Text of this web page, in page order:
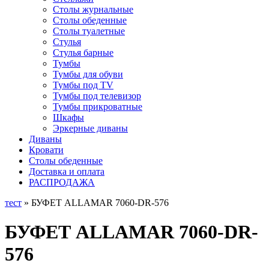
Столы журнальные
Столы обеденные
Столы туалетные
Стулья
Стулья барные
Тумбы
Тумбы для обуви
Тумбы под TV
Тумбы под телевизор
Тумбы прикроватные
Шкафы
Эркерные диваны
Диваны
Кровати
Столы обеденные
Доставка и оплата
РАСПРОДАЖА
тест » БУФЕТ ALLAMAR 7060-DR-576
БУФЕТ ALLAMAR 7060-DR-
576